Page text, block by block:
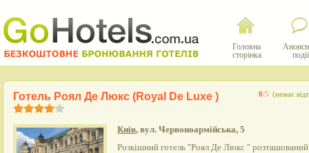
Головна
сторінка
події
0/5 (немає
Готель Роял Де Люкс (Royal De Luxe )
Київ, вул. Червоноармійська, 5
Розкішний готель "Роял Де Люкс " розташований